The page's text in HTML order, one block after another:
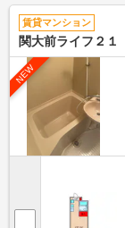
賃貸マンション
関大前ライフ２１
NEW